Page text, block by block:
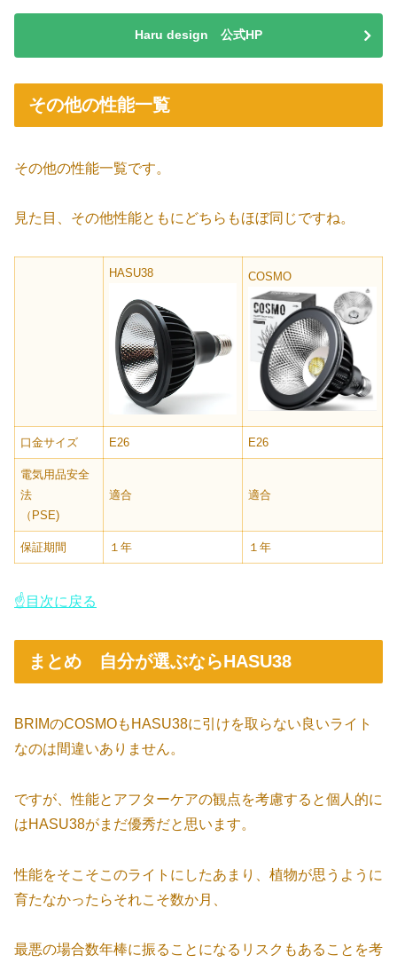
Haru design 公式HP
その他の性能一覧
その他の性能一覧です。
見た目、その他性能ともにどちらもほぼ同じですね。
HASU38 COSMO
口金サイズ E26 E26
電気用品安全
法
（PSE)
適合 適合
保証期間 １年 １年
☝目次に戻る
まとめ 自分が選ぶならHASU38
BRIMのCOSMOもHASU38に引けを取らない良いライト
なのは間違いありません。
ですが、性能とアフターケアの観点を考慮すると個人的に
はHASU38がまだ優秀だと思います。
性能をそこそこのライトにしたあまり、植物が思うように
育たなかったらそれこそ数か月、
最悪の場合数年棒に振ることになるリスクもあることを考